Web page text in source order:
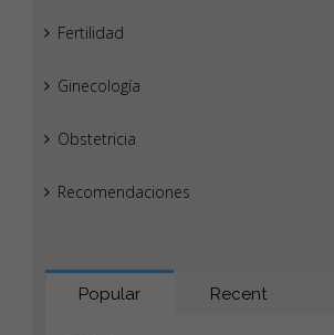
Fertilidad
Ginecología
Obstetricia
Recomendaciones
Popular Recent